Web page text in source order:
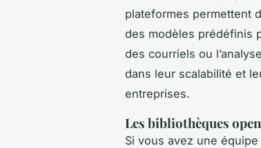
plateformes permettent
des modèles prédéfinis
des courriels ou
dans leur scalabilité et
entreprises.
Les bibliothèques
Si vous avez une